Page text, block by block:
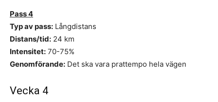
Pass 4
Typ av pass: Långdistans
Distans/tid: 24 km
Intensitet: 70-75%
Genomförande: Det ska vara prattempo hela vägen
Vecka 4